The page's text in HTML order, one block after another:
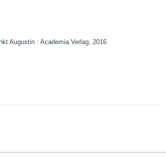
Augustin : Academia Verlag, 2016